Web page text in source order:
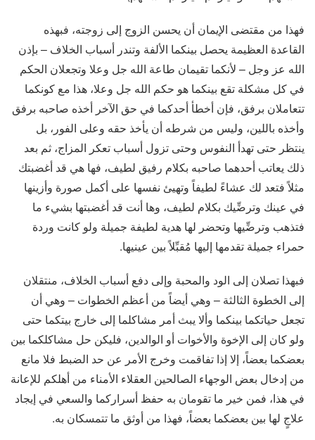
فهذا من مقتضى الإيمان أن يحسن الزوج إلى زوجته، فبهذه
القاعدة العظيمة يحصل بينكما الألفة وتندر أسباب الخلاف – بإذن
الله عز وجل – لأنكما تقيمان طاعة الله جل وعلا وتجعلان الحكم
في كل مشكلة تقع بينكما هو حكم الله جل وعلا، هذا مع كونكما
تتعاملان برفق، فإن أخطأ أحدكما في حق الآخر أخذه صاحبه برفق
وأخذه باللين، وليس من شرطه أن يأخذ حقه وعلى الفور، بل
ينتظر حتى تهدأ النفوس وحتى تزول أسباب تعكر المزاج، ثم بعد
ذلك يعاتب أحدهما صاحبه بكلام رفيق لطيف، فها هي قد أغضبتك
مثلاً فتعد لك عشاءً لطيفاً وتهيئ نفسها على أكمل صورة وأزينها
في عينك وترضِّيك بكلام لطيف، وها أنت قد أغضبتها بشيء ما
فتذهب وترضِّيها وتحضر لها هدية لطيفة جميلة ولو كانت وردة
حمراء جميلة تقدمها إليها مُقبِّلاً بين عينيها.
فبهذا تصلان إلى الود والمحبة وإلى دفع أسباب الخلاف، منتقلان
إلى الخطوة الثالثة – وهي أيضاً من أعظم الخطوات – وهي أن
تجعل حياتكما بينكما وألا يبث أمر مشاكلما إلى خارج بيتكما حتى
ولو كان إلى الإخوة والأخوات أو الوالدين، فليكن حل مشاكلكما بين
بعضكما بعضاً، إلا إذا تفاقمت وخرج الأمر عن حد الضبط فلا مانع
من إدخال بعض الوجهاء الصالحين العقلاء الأمناء من أهلكم للإعانة
في هذا، فمن خير ما تقومان به حفظ أسراركما والسعي في إيجاد
علاجٍ لها بين بعضكما بعضاً، فهذا من أوثق ما تتمسكان به.